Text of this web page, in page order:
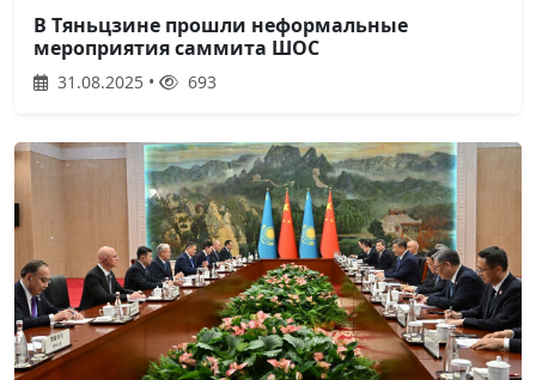
В Тяньцзине прошли неформальные
мероприятия саммита ШОС
31.08.2025 • 693